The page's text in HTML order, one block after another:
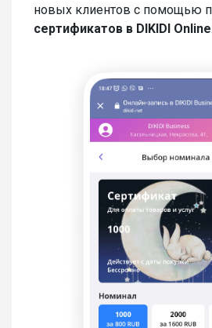
новых клиентов с помощью
сертификатов в DIKIDI Online.